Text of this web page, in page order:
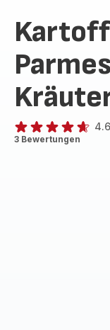
ratings.4.6
4.6
3 Bewertungen